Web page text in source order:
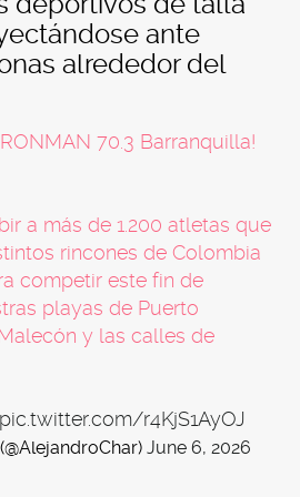
ante
alrededor del
70.3 Barranquilla!
a más de 1.200 atletas que
rincones de Colombia
competir este fin de
playas de Puerto
y las calles de
pic.twitter.com/r4KjS1AyOJ
June 6, 2026